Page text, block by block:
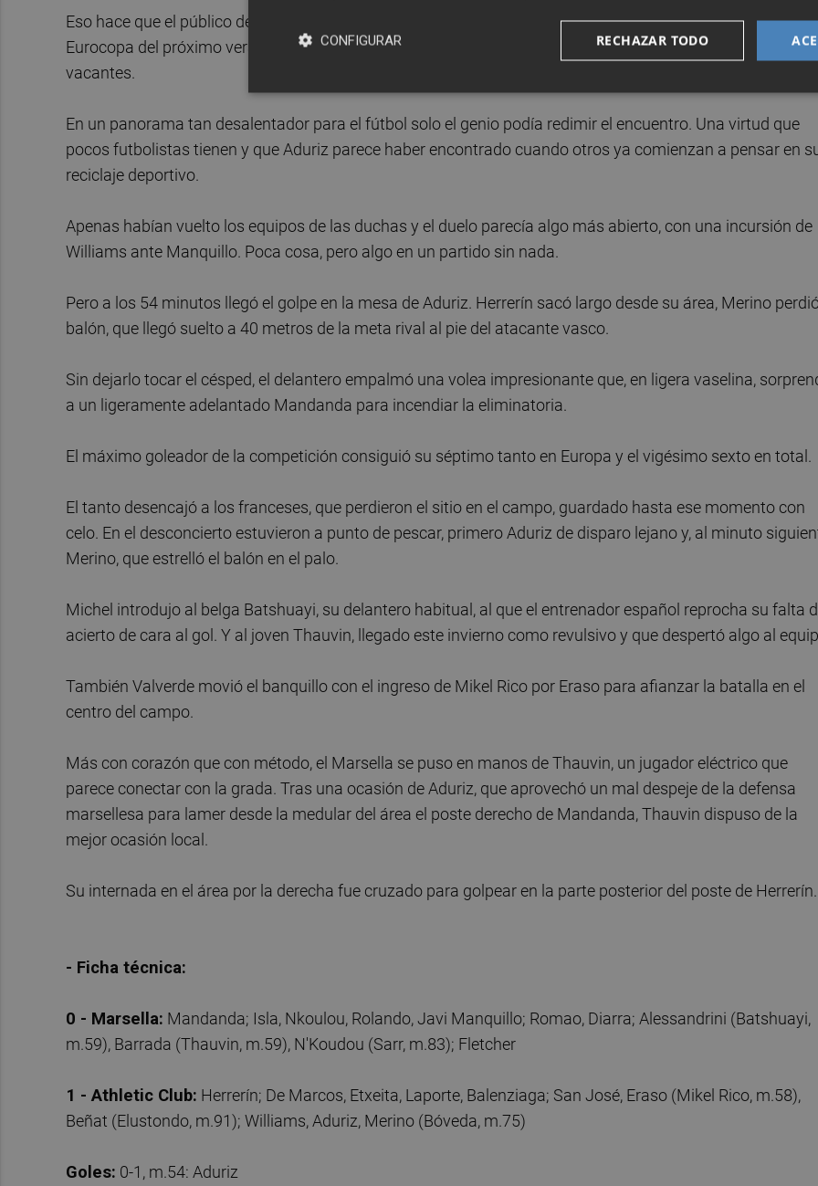
Eso hace que el público deserte las gradas del Velódromo, un impresionante estadio remozado para la
Eurocopa del próximo verano pero que lució frío, con un fondo cerrado y dos tercios de sus 67.000
vacantes.
En un panorama tan desalentador para el fútbol solo el genio podía redimir el encuentro. Una virtud que
pocos futbolistas tienen y que Aduriz parece haber encontrado cuando otros ya comienzan a pensar en
reciclaje deportivo.
Apenas habían vuelto los equipos de las duchas y el duelo parecía algo más abierto, con una incursión de
Williams ante Manquillo. Poca cosa, pero algo en un partido sin nada.
Pero a los 54 minutos llegó el golpe en la mesa de Aduriz. Herrerín sacó largo desde su área, Merino
balón, que llegó suelto a 40 metros de la meta rival al pie del atacante vasco.
Sin dejarlo tocar el césped, el delantero empalmó una volea impresionante que, en ligera vaselina,
a un ligeramente adelantado Mandanda para incendiar la eliminatoria.
El máximo goleador de la competición consiguió su séptimo tanto en Europa y el vigésimo sexto en total.
El tanto desencajó a los franceses, que perdieron el sitio en el campo, guardado hasta ese momento con
celo. En el desconcierto estuvieron a punto de pescar, primero Aduriz de disparo lejano y, al minuto
Merino, que estrelló el balón en el palo.
Michel introdujo al belga Batshuayi, su delantero habitual, al que el entrenador español reprocha su falta
acierto de cara al gol. Y al joven Thauvin, llegado este invierno como revulsivo y que despertó algo al
También Valverde movió el banquillo con el ingreso de Mikel Rico por Eraso para afianzar la batalla en el
centro del campo.
Más con corazón que con método, el Marsella se puso en manos de Thauvin, un jugador eléctrico que
parece conectar con la grada. Tras una ocasión de Aduriz, que aprovechó un mal despeje de la defensa
marsellesa para lamer desde la medular del área el poste derecho de Mandanda, Thauvin dispuso de la
mejor ocasión local.
Su internada en el área por la derecha fue cruzado para golpear en la parte posterior del poste de Herrerín.
- Ficha técnica:
0 - Marsella: Mandanda; Isla, Nkoulou, Rolando, Javi Manquillo; Romao, Diarra; Alessandrini (Batshuayi,
m.59), Barrada (Thauvin, m.59), N'Koudou (Sarr, m.83); Fletcher
1 - Athletic Club: Herrerín; De Marcos, Etxeita, Laporte, Balenziaga; San José, Eraso (Mikel Rico, m.58),
Beñat (Elustondo, m.91); Williams, Aduriz, Merino (Bóveda, m.75)
Goles: 0-1, m.54: Aduriz
RECHAZAR TODO
CONFIGURAR